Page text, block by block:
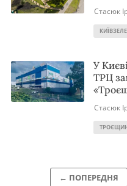
Стасюк
У
ТРЦ
Стасюк
← ПОПЕРЕДНЯ